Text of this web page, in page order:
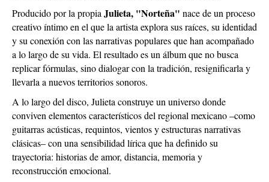
Producido por la propia Julieta, "Norteña" nace de un proceso
creativo íntimo en el que la artista explora sus raíces, su identidad
y su conexión con las narrativas populares que han acompañado
a lo largo de su vida. El resultado es un álbum que no busca
replicar fórmulas, sino dialogar con la tradición, resignificarla y
llevarla a nuevos territorios sonoros.
A lo largo del disco, Julieta construye un universo donde
conviven elementos característicos del regional mexicano –como
guitarras acústicas, requintos, vientos y estructuras narrativas
clásicas– con una sensibilidad lírica que ha definido su
trayectoria: historias de amor, distancia, memoria y
reconstrucción emocional.